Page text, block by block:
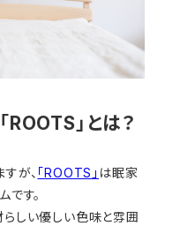
」とは？
が、 「ROOTS」 は眠家
です。
しい優しい色味と雰囲